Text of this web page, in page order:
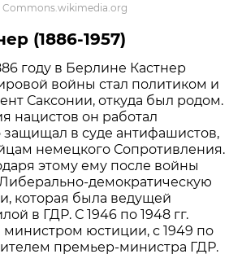
Commons.wikimedia.org
(1886-1957)
году в Берлине Кастнер
войны стал политиком и
Саксонии, откуда был родом.
нацистов он работал
защищал в суде антифашистов,
немецкого Сопротивления.
этому ему после войны
демократическую
которая была ведущей
в ГДР. С 1946 по 1948 гг.
министром юстиции, с 1949 по
премьер-министра ГДР.